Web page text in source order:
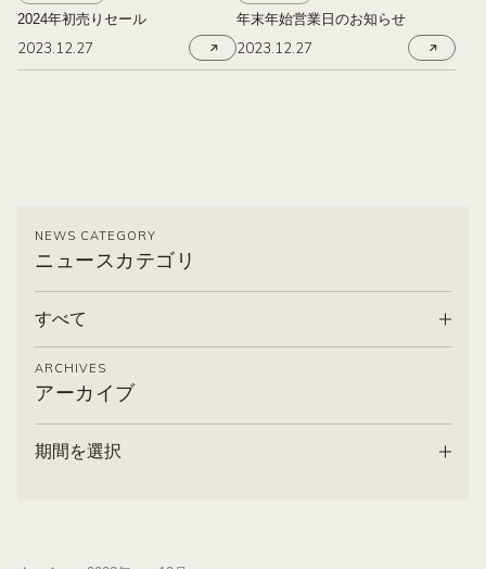
NEWS CATEGORY
ニュースカテゴリ
すべて
ARCHIVES
アーカイブ
期間を選択
2024年初売りセール
2023.12.27
年末年始営業日のお知らせ
2023.12.27